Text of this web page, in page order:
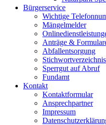
Bürgerservice
Wichtige
Mängelmelder
Anträge &
Abfallentsorgung
Stichwortverzeichnis
Sperrgut auf Abruf
Fundamt
Kontakt
Kontaktformular
Ansprechpartner
Impressum